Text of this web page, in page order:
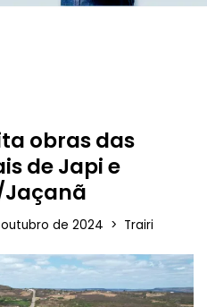
obras das
de Japi e
Jaçanã
de 2024 Trairi